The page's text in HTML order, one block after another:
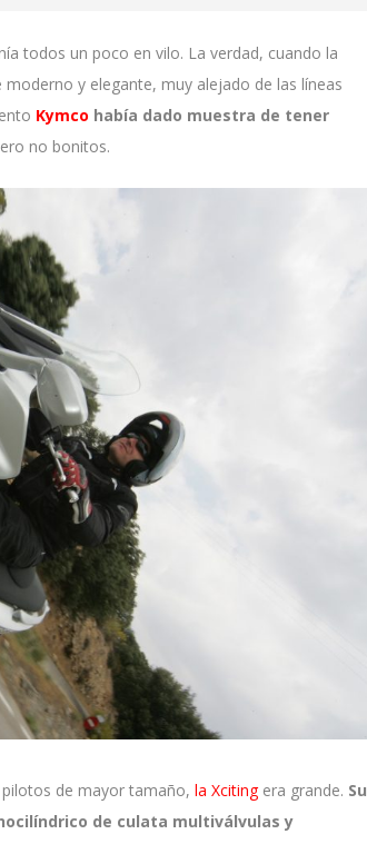
todos un poco en vilo. La verdad, cuando la
y elegante, muy alejado de las líneas
Kymco había dado muestra de tener
no bonitos.
pilotos de mayor tamaño, la Xcitingera grande. Su
de culata multiválvulas y